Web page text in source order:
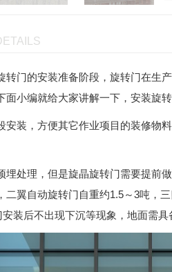
旋转门价格
转门的安装准备阶段，旋转门在生
小编就给大家讲解一下，安装旋
安装，方便其它作业项目的装修物
处理，但是旋晶旋转门需要提前
翼自动旋转门自重约1.5～3吨，
装后不出现下沉等现象，地面需具